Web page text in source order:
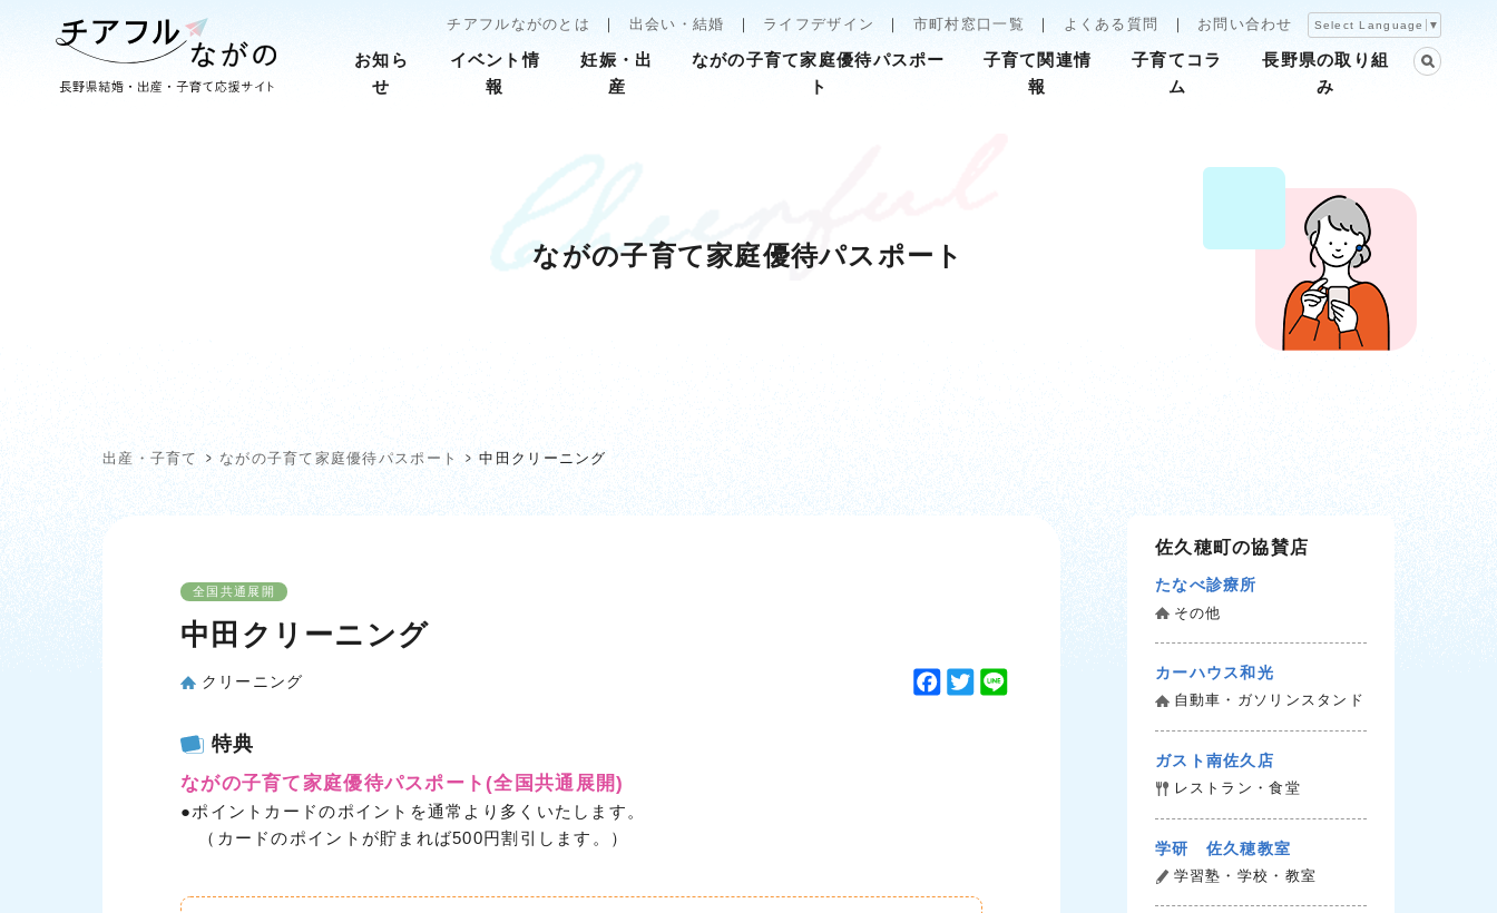
チアフルながのとは 出会い・結婚 ライフデザイン 市町村窓口一覧 よくある質問 お問い合わせ Select Language ▼
お知ら
せ
イベント情
報
妊娠・出
産
ながの子育て家庭優待パスポー
ト
子育て関連情
報
子育てコラ
ム
長野県の取り組
み
ながの子育て家庭優待パスポート
出産・子育て ながの子育て家庭優待パスポート 中田クリーニング
全国共通展開
中田クリーニング
クリーニング
F
T
特典
ながの子育て家庭優待パスポート (全国共通展開)
●ポイントカードのポイントを通常より多くいたします。
（カードのポイントが貯まれば500円割引します。）
佐久穂町の協賛店
たなべ診療所
その他
カーハウス和光
自動車・ガソリンスタンド
ガスト南佐久店
レストラン・食堂
学研 佐久穂教室
学習塾・学校・教室